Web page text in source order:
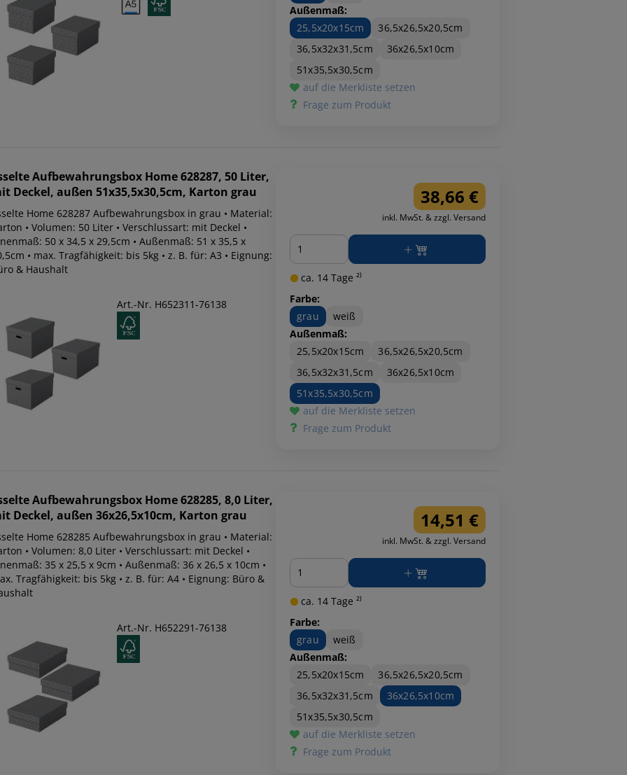
Außenmaß:
25,5x20x15cm
36,5x26,5x20,5cm
36,5x32x31,5cm
36x26,5x10cm
51x35,5x30,5cm
auf die Merkliste setzen
Frage zum Produkt
Aufbewahrungsbox Home 628287, 50 Liter,
Deckel, außen 51x35,5x30,5cm, Karton grau
Home 628287 Aufbewahrungsbox in grau • Material:
• Volumen: 50 Liter • Verschlussart: mit Deckel •
50 x 34,5 x 29,5cm • Außenmaß: 51 x 35,5 x
• max. Tragfähigkeit: bis 5kg • z. B. für: A3 • Eignung:
& Haushalt
Art.-Nr. H652311-76138
38,66 €
inkl. MwSt. & zzgl. Versand
Menge
ca. 14 Tage ²⁾
Farbe:
grau
weiß
Außenmaß:
25,5x20x15cm
36,5x26,5x20,5cm
36,5x32x31,5cm
36x26,5x10cm
51x35,5x30,5cm
auf die Merkliste setzen
Frage zum Produkt
Aufbewahrungsbox Home 628285, 8,0 Liter,
Deckel, außen 36x26,5x10cm, Karton grau
Home 628285 Aufbewahrungsbox in grau • Material:
• Volumen: 8,0 Liter • Verschlussart: mit Deckel •
35 x 25,5 x 9cm • Außenmaß: 36 x 26,5 x 10cm •
Tragfähigkeit: bis 5kg • z. B. für: A4 • Eignung: Büro &
Art.-Nr. H652291-76138
14,51 €
inkl. MwSt. & zzgl. Versand
Menge
ca. 14 Tage ²⁾
Farbe:
grau
weiß
Außenmaß:
25,5x20x15cm
36,5x26,5x20,5cm
36,5x32x31,5cm
36x26,5x10cm
51x35,5x30,5cm
auf die Merkliste setzen
Frage zum Produkt